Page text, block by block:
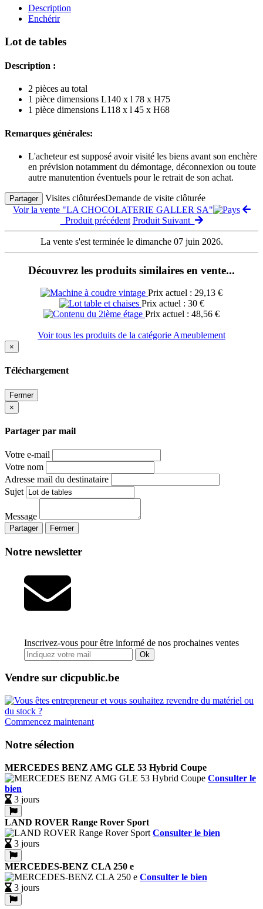
Description
Enchérir
Lot de tables
Description :
2 pièces au total
1 pièce dimensions L140 x l 78 x H75
1 pièce dimensions L118 x l 45 x H68
Remarques générales:
L'acheteur est supposé avoir visité les biens avant son enchère
en prévision notamment du démontage, déconnexion ou toute
autre manutention éventuels pour le retrait de son achat.
Partager Visites clôturéesDemande de visite clôturée
Voir la vente "LA CHOCOLATERIE GALLER SA"
Produit précédent Produit Suivant
La vente s'est terminée le dimanche 07 juin 2026.
Découvrez les produits similaires en vente...
Prix actuel : 29,13 €
Prix actuel : 30 €
Prix actuel : 48,56 €
Voir tous les produits de la catégorie Ameublement
×
Téléchargement
Fermer
×
Partager par mail
Votre e-mail
Votre nom
Adresse mail du destinataire
Sujet
Message
Partager Fermer
Notre newsletter
Inscrivez-vous pour être informé de nos prochaines ventes
Ok
Vendre sur clicpublic.be
Commencez maintenant
Notre sélection
MERCEDES BENZ AMG GLE 53 Hybrid Coupe
Consulter le
bien
3 jours
LAND ROVER Range Rover Sport
Consulter le bien
3 jours
MERCEDES-BENZ CLA 250 e
Consulter le bien
3 jours